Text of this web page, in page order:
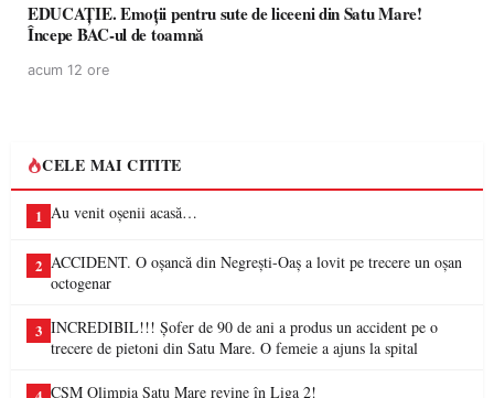
EDUCAȚIE. Emoții pentru sute de liceeni din Satu Mare!
Începe BAC-ul de toamnă
acum 12 ore
CELE MAI CITITE
1 Au venit oșenii acasă…
2 ACCIDENT. O oșancă din Negrești-Oaș a lovit pe trecere un oșan
octogenar
3 INCREDIBIL!!! Șofer de 90 de ani a produs un accident pe o
trecere de pietoni din Satu Mare. O femeie a ajuns la spital
CSM Olimpia Satu Mare revine în Liga 2!